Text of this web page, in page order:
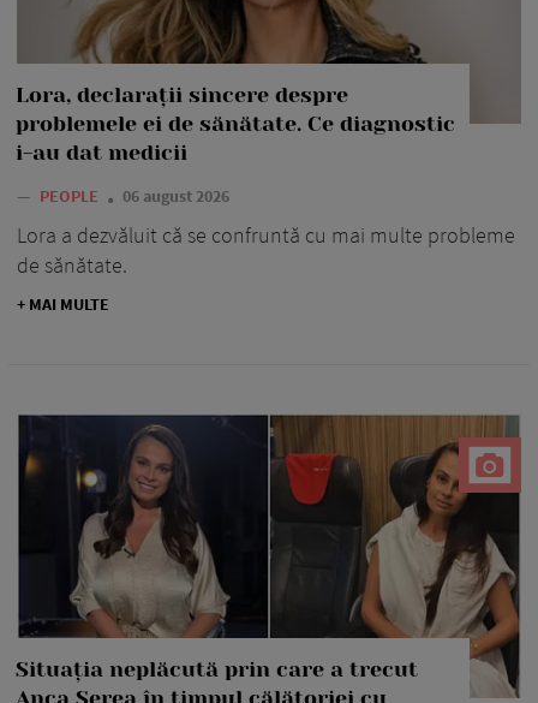
Lora, declarații sincere despre
problemele ei de sănătate. Ce diagnostic
i-au dat medicii
— PEOPLE 06 august 2026
Lora a dezvăluit că se confruntă cu mai multe probleme
de sănătate.
+ MAI MULTE
Situația neplăcută prin care a trecut
Anca Serea în timpul călătoriei cu